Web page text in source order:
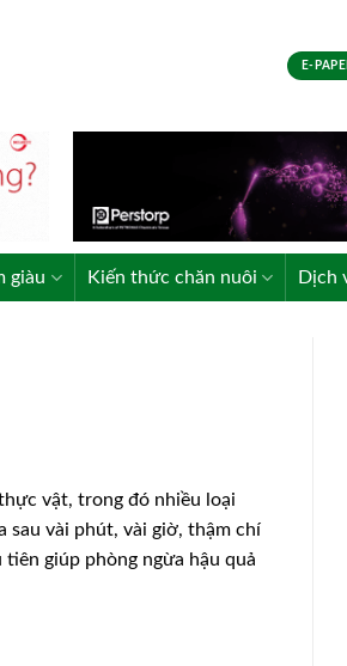
E-
giàu Kiến thức chăn nuôi Dịch
vật, trong đó nhiều loại
sau vài phút, vài giờ, thậm chí
giúp phòng ngừa hậu quả